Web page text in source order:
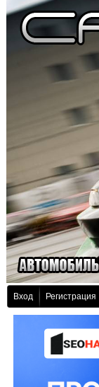
Вход Регистрация